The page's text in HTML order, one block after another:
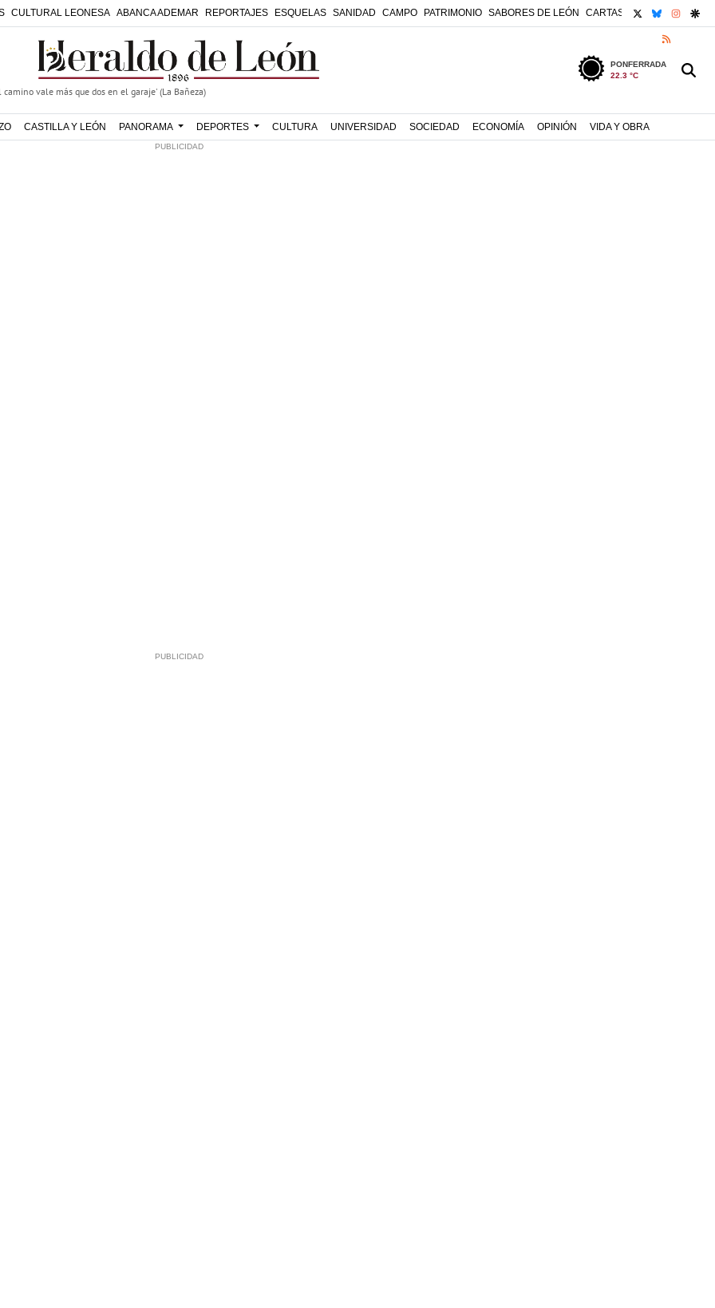
CULTURAL LEONESA ABANCA ADEMAR REPORTAJES ESQUELAS SANIDAD CAMPO PATRIMONIO SABORES DE LEÓN CARTAS AL DIRECTOR
BLUESKY
vale más que dos en el garaje' (La Bañeza)
PONFERRADA
22.3 °C
CASTILLA Y LEÓN PANORAMA DEPORTES CULTURA UNIVERSIDAD SOCIEDAD ECONOMÍA OPINIÓN VIDA Y OBRA